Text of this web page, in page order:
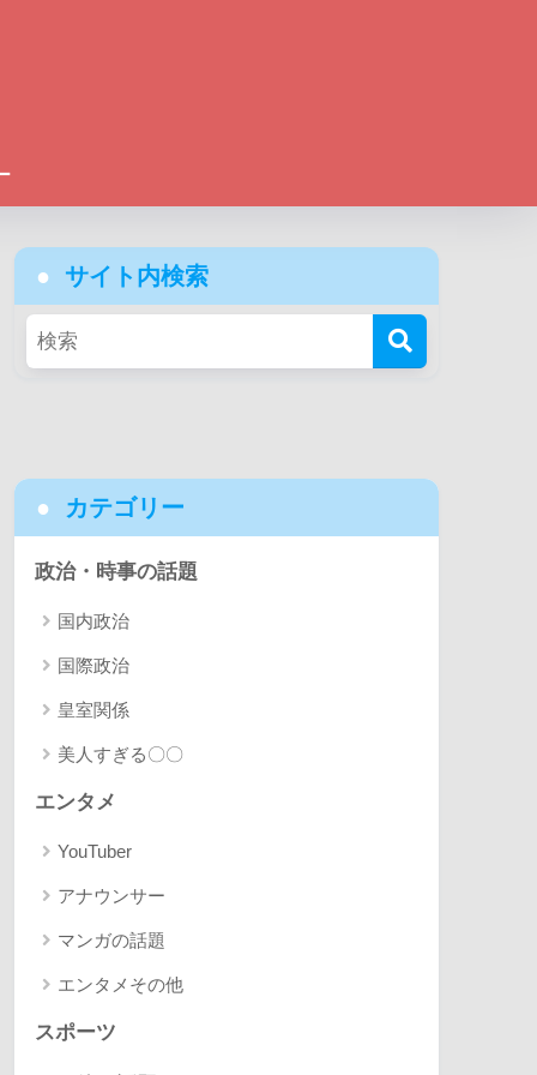
サイト内検索
カテゴリー
政治・時事の話題
国内政治
国際政治
皇室関係
美人すぎる〇〇
エンタメ
YouTuber
アナウンサー
マンガの話題
エンタメその他
スポーツ